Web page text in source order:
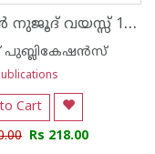
ഞാന്‍ നുജൂദ് വയസ്സ് 10 വിവാഹ മോചിത
പുബ്ലികേഷ‌ന്‍സ്
Cart
Rs 218.00